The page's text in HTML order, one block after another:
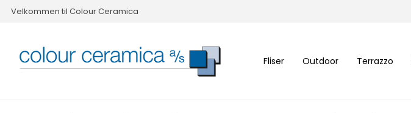
Velkommen til Colour Ceramica
Fliser Outdoor Terrazzo